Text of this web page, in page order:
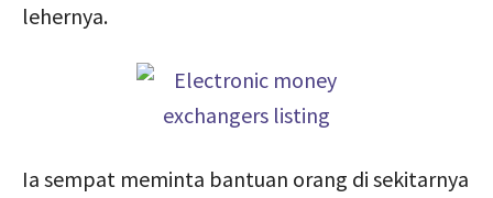
lehernya.
Ia sempat meminta bantuan orang di sekitarnya